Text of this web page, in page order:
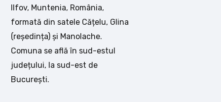
Ilfov, Muntenia, România,
formată din satele Cățelu, Glina
(reședința) și Manolache.
Comuna se află în sud-estul
județului, la sud-est de
București.